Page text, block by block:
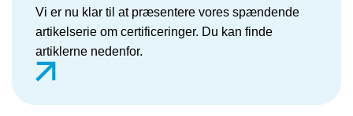
Vi er nu klar til at præsentere vores spændende
artikelserie om certificeringer. Du kan finde
artiklerne nedenfor.